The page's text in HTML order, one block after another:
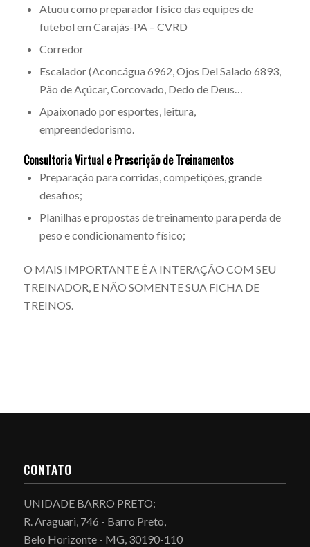
Atuou como preparador físico das equipes de
futebol em Carajás-PA – CVRD
Corredor
Escalador (Aconcágua 6962, Ojos Del Salado 6893,
Pão de Açúcar, Corcovado, Dedo de Deus…
Apaixonado por esportes, leitura,
empreendedorismo.
Consultoria Virtual e Prescrição de Treinamentos
Preparação para corridas, competições, grande
desafios;
Planilhas e propostas de treinamento para perda de
peso e condicionamento físico;
O MAIS IMPORTANTE É A INTERAÇÃO COM SEU
TREINADOR, E NÃO SOMENTE SUA FICHA DE
TREINOS.
CONTATO
UNIDADE BARRO PRETO:
R. Araguari, 746 - Barro Preto,
Belo Horizonte - MG, 30190-110